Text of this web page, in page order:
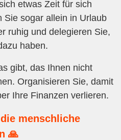
etwas Zeit für sich
Sie sogar allein in Urlaub
ruhig und delegieren Sie,
haben.
gibt, das Ihnen nicht
Organisieren Sie, damit
Ihre Finanzen verlieren.
die menschliche
🙏